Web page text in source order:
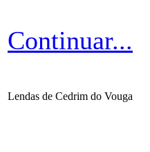
Continuar...
Lendas de Cedrim do Vouga